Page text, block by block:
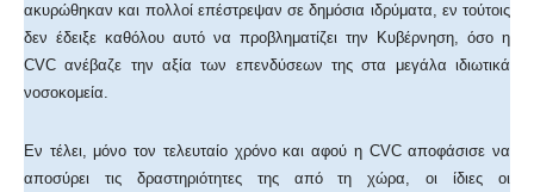
ακυρώθηκαν και πολλοί επέστρεψαν σε δημόσια ιδρύματα, εν τούτοις
δεν έδειξε καθόλου αυτό να προβληματίζει την Κυβέρνηση, όσο η
CVC ανέβαζε την αξία των επενδύσεων της στα μεγάλα ιδιωτικά
νοσοκομεία.
Εν τέλει, μόνο τον τελευταίο χρόνο και αφού η CVC αποφάσισε να
αποσύρει τις δραστηριότητες της από τη χώρα, οι ίδιες οι